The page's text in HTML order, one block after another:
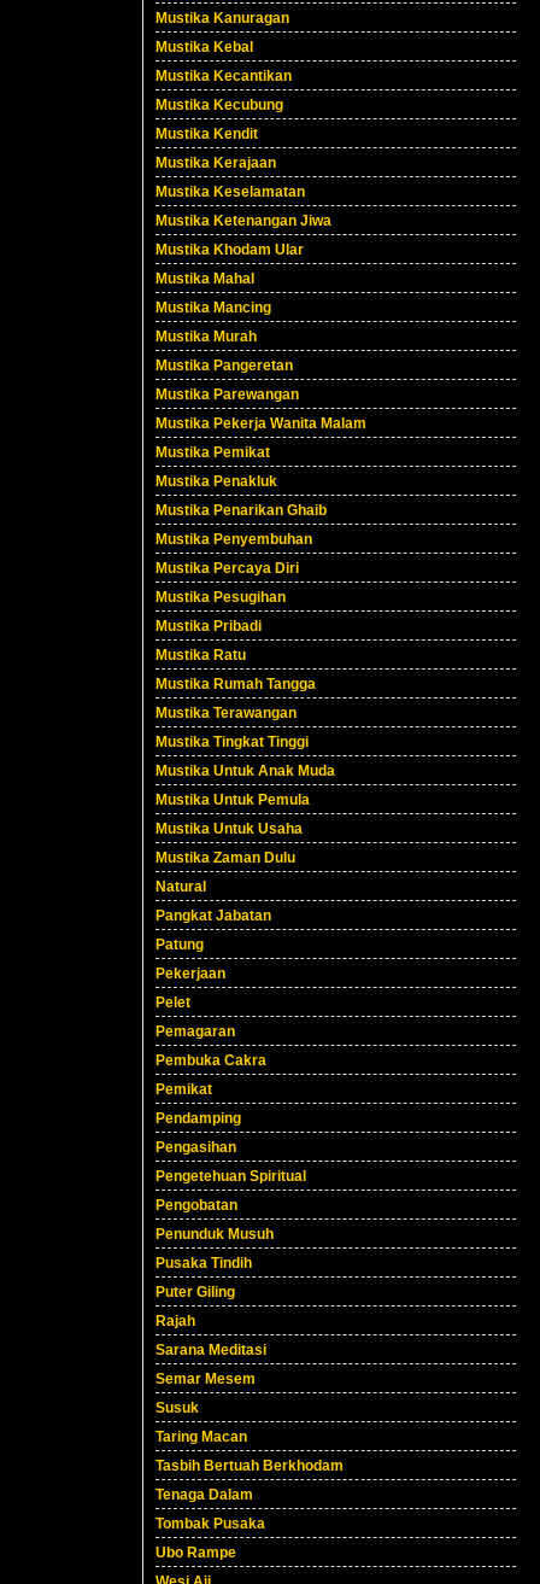
Mustika Kanuragan
Mustika Kebal
Mustika Kecantikan
Mustika Kecubung
Mustika Kendit
Mustika Kerajaan
Mustika Keselamatan
Mustika Ketenangan Jiwa
Mustika Khodam Ular
Mustika Mahal
Mustika Mancing
Mustika Murah
Mustika Pangeretan
Mustika Parewangan
Mustika Pekerja Wanita Malam
Mustika Pemikat
Mustika Penakluk
Mustika Penarikan Ghaib
Mustika Penyembuhan
Mustika Percaya Diri
Mustika Pesugihan
Mustika Pribadi
Mustika Ratu
Mustika Rumah Tangga
Mustika Terawangan
Mustika Tingkat Tinggi
Mustika Untuk Anak Muda
Mustika Untuk Pemula
Mustika Untuk Usaha
Mustika Zaman Dulu
Natural
Pangkat Jabatan
Patung
Pekerjaan
Pelet
Pemagaran
Pembuka Cakra
Pemikat
Pendamping
Pengasihan
Pengetehuan Spiritual
Pengobatan
Penunduk Musuh
Pusaka Tindih
Puter Giling
Rajah
Sarana Meditasi
Semar Mesem
Susuk
Taring Macan
Tasbih Bertuah Berkhodam
Tenaga Dalam
Tombak Pusaka
Ubo Rampe